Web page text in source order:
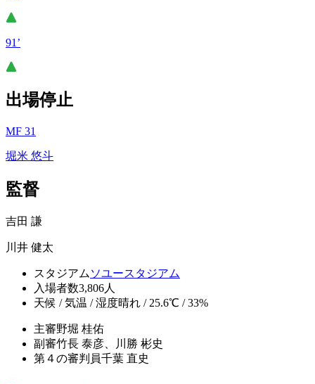
91’
出場停止
MF 31
堀米 悠斗
監督
吉田 謙
川井 健太
スタジアム ソユースタジアム
入場者数3,806人
天候 / 気温 / 湿度晴れ / 25.6℃ / 33%
主審野堀 桂佑
副審竹長 泰彦、川勝 彬史
第４の審判員千葉 直史